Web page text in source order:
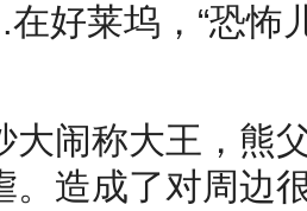
好莱坞，“恐怖
大闹称大王，熊
。造成了对周边